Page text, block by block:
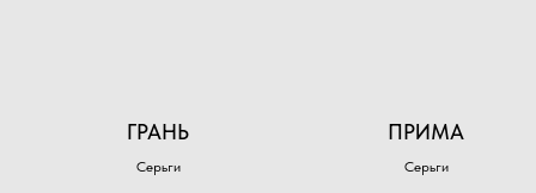
ГРАНЬ
Серьги
ПРИМА
Серьги